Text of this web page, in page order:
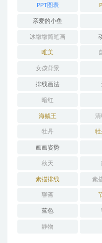
PPT图表
亲爱的小鱼
冰墩墩简笔画
唯美
女孩背景
排线画法
暗红
海贼王 清
牡丹 牡
画画姿势
秋天
素描排线 素
聊斋
蓝色
静物